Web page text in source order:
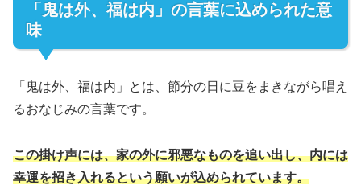
「鬼は外、福は内」の言葉に込められた意
味
「鬼は外、福は内」とは、節分の日に豆をまきながら唱え
るおなじみの言葉です。
この掛け声には、家の外に邪悪なものを追い出し、内には
幸運を招き入れるという願いが込められています。